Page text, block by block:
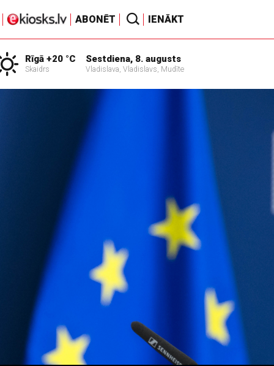
ABONĒT IENĀKT
Rīgā +20 °C
Skaidrs
Sestdiena, 8. augusts
Vladislava, Vladislavs, Mudīte